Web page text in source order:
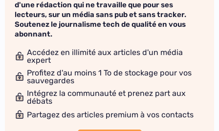
d'une rédaction qui ne travaille que pour ses
lecteurs, sur un média sans pub et sans tracker.
Soutenez le journalisme tech de qualité en vous
abonnant.
Accédez en illimité aux articles d'un média
expert
Profitez d'au moins 1 To de stockage pour vos
sauvegardes
Intégrez la communauté et prenez part aux
débats
Partagez des articles premium à vos contacts